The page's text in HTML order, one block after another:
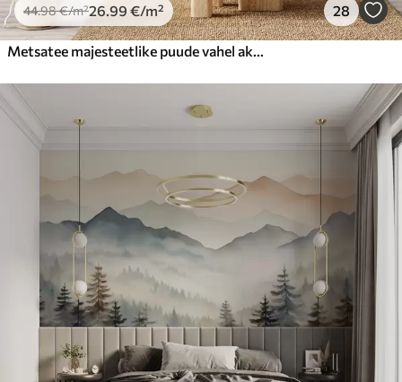
44.98€/m²26.99 €/m² 28
Metsatee majesteetlike puude vahel akvarellstiilis